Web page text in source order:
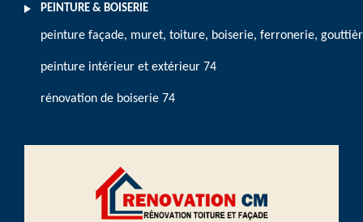
PEINTURE & BOISERIE
peinture façade, muret, toiture, boiserie, ferronerie,
peinture intérieur et extérieur 74
rénovation de boiserie 74